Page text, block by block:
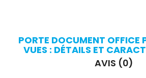
PORTE DOCUMENT OFFICE
VUES : DÉTAILS ET
AVIS (0)